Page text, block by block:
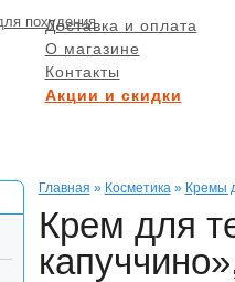
Доставка и оплата
О магазине
Контакты
Акции и скидки
Главная » Косметика» Кремы
Крем для